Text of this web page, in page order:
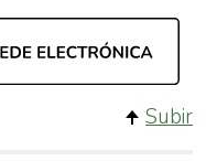
Subir